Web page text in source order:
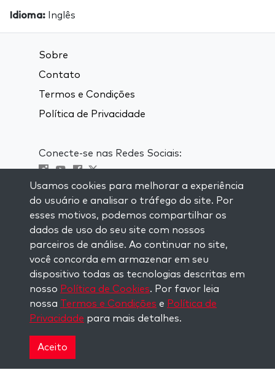
Idioma: Inglês
Sobre
Contato
Termos e Condições
Política de Privacidade
Conecte-se nas Redes Sociais:
Visit kabbalah master classes
MANTENHA-SE ATUALIZADO
Se inscreva em nossa lista de email e
receba inspiração semanal entregue em
seu email.
Inscreva-se
reserved.
Usamos cookies para melhorar a experiência
do usuário e analisar o tráfego do site. Por
esses motivos, podemos compartilhar os
dados de uso do seu site com nossos
parceiros de análise. Ao continuar no site,
você concorda em armazenar em seu
dispositivo todas as tecnologias descritas em
nosso Política de Cookies. Por favor leia
nossa Termos e Condições e Política de
Privacidade para mais detalhes.
Aceito